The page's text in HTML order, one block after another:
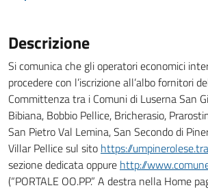
Descrizione
Si comunica che gli operatori economici
procedere con l’iscrizione all’albo fornitori
Committenza tra i Comuni di Luserna San
Bibiana, Bobbio Pellice, Bricherasio,
San Pietro Val Lemina, San Secondo di
Villar Pellice sul sito https://
sezione dedicata oppure http://
(“PORTALE OO.PP.” A destra nella Home